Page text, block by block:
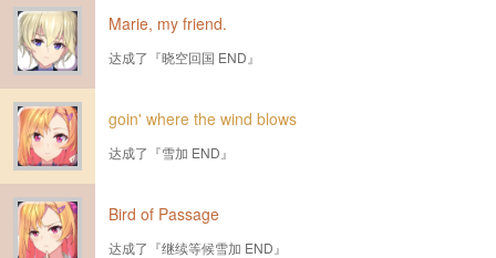
Marie, my friend.
达成了『晓空回国 END』
goin' where the wind blows
达成了『雪加 END』
Bird of Passage
达成了『继续等候雪加 END』